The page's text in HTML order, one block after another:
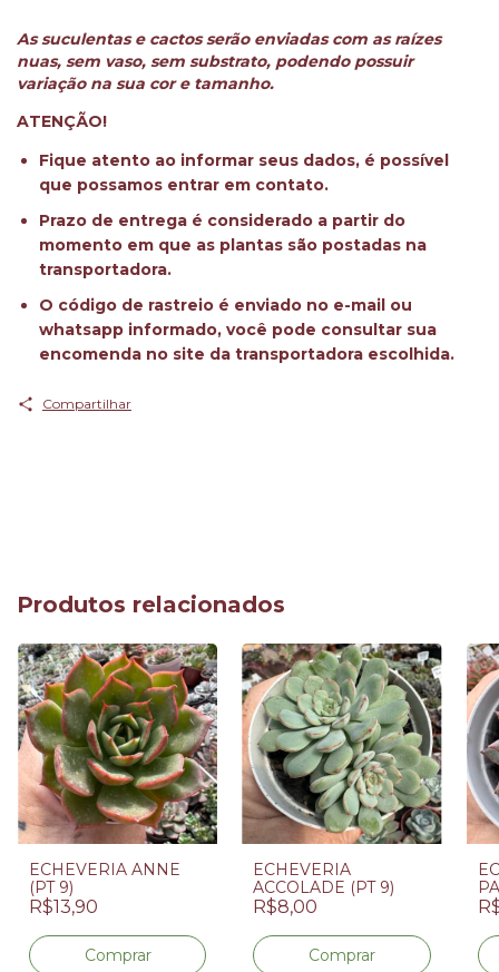
As suculentas e cactos serão enviadas com as raízes
nuas, sem vaso, sem substrato, podendo possuir
variação na sua cor e tamanho.
ATENÇÃO!
Fique atento ao informar seus dados, é possível
que possamos entrar em contato.
Prazo de entrega é considerado a partir do
momento em que as plantas são postadas na
transportadora.
O código de rastreio é enviado no e-mail ou
whatsapp informado, você pode consultar sua
encomenda no site da transportadora escolhida.
Compartilhar
Produtos relacionados
ECHEVERIA ANNE
(PT 9)
R$13,90
ECHEVERIA
ACCOLADE (PT 9)
R$8,00